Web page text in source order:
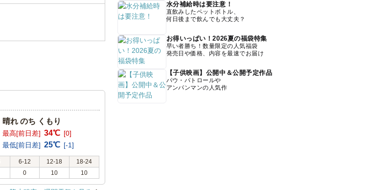
晴れ のち くもり
最高[前日差] 34℃ [0]
最低[前日差] 25℃ [-1]
6-12 12-18
18-24
0 10 10
水分補給時は要注意！
直飲みしたペットボトル、
何日後まで飲んでも大丈夫？
お得いっぱい！2026夏の福袋特集
早い者勝ち！数量限定の人気福袋
発売日や価格、内容を最速でお届け
【子供映画】公開中＆公開予定作品
パウ・パトロールや
アンパンマンの人気作